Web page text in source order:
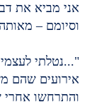
אני מביא את
וסיומם –
"...נטלתי
אירועים שהם
והתרחשו אחרי